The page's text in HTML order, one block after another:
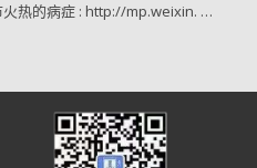
火热的病症 : http://mp.weixin. …